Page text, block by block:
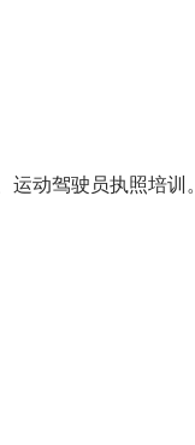
运动驾驶员执照培训 。